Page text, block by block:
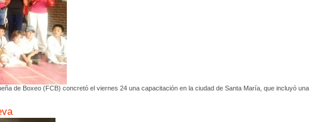
de Boxeo (FCB) concretó el viernes 24 una capacitación en la ciudad de Santa María, que incluyó una